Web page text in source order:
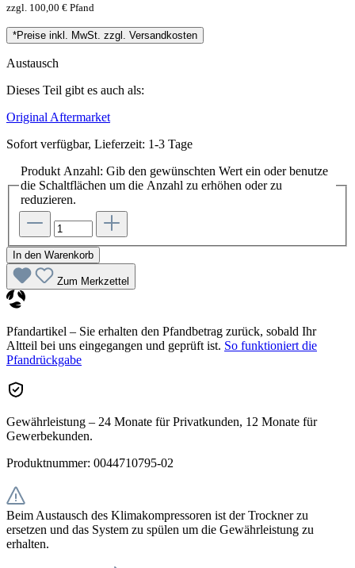
zzgl. 100,00 € Pfand
*Preise inkl. MwSt. zzgl. Versandkosten
Austausch
Dieses Teil gibt es auch als:
Original Aftermarket
Sofort verfügbar, Lieferzeit: 1-3 Tage
Produkt Anzahl: Gib den gewünschten Wert ein oder benutze
die Schaltflächen um die Anzahl zu erhöhen oder zu
reduzieren.
In den Warenkorb
Zum Merkzettel
Pfandartikel – Sie erhalten den Pfandbetrag zurück, sobald Ihr
Altteil bei uns eingegangen und geprüft ist. So funktioniert die
Pfandrückgabe
Gewährleistung – 24 Monate für Privatkunden, 12 Monate für
Gewerbekunden.
Produktnummer: 0044710795-02
Beim Austausch des Klimakompressoren ist der Trockner zu
ersetzen und das System zu spülen um die Gewährleistung zu
erhalten.